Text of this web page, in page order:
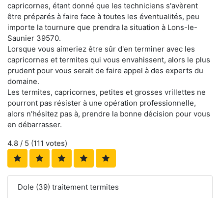
capricornes, étant donné que les techniciens s'avèrent
être préparés à faire face à toutes les éventualités, peu
importe la tournure que prendra la situation à Lons-le-
Saunier 39570.
Lorsque vous aimeriez être sûr d'en terminer avec les
capricornes et termites qui vous envahissent, alors le plus
prudent pour vous serait de faire appel à des experts du
domaine.
Les termites, capricornes, petites et grosses vrillettes ne
pourront pas résister à une opération professionnelle,
alors n'hésitez pas à, prendre la bonne décision pour vous
en débarrasser.
4.8 / 5 (111 votes)
Dole (39) traitement termites